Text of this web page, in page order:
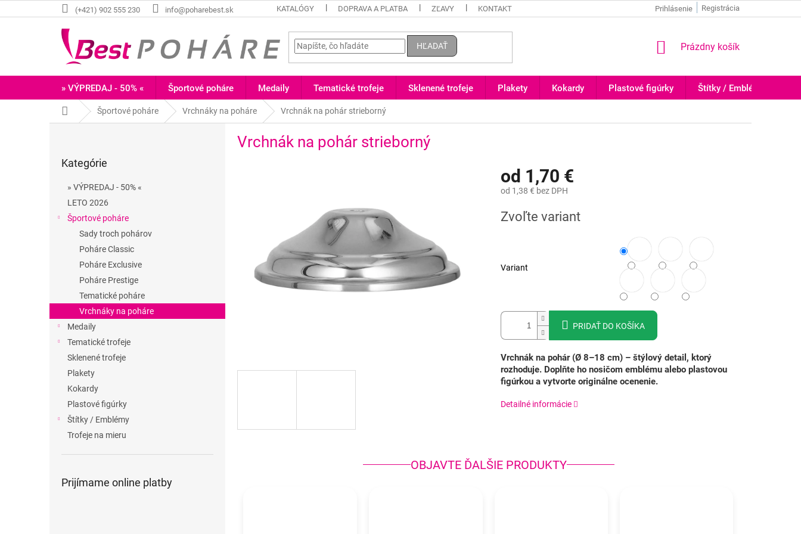
na
(+421) 902 555 230 info@poharebest.sk KATALÓGY DOPRAVA A PLATBA ZĽAVY KONTAKT Registrácia
Prihlásenie
HĽADAŤ
NÁKUPNÝ
Prázdny košík
» VÝPREDAJ - 50% « Športové poháre Medaily Tematické trofeje Sklenené trofeje Plakety Kokardy Plastové figúrky Štítky / Emblémy
DomovŠportové poháre Vrchnáky na poháre Vrchnák na pohár strieborný
kategórie
Kategórie
» VÝPREDAJ - 50% «
LETO 2026
Športové poháre
Sady troch pohárov
Poháre Classic
Poháre Exclusive
Poháre Prestige
Tematické poháre
Vrchnáky na poháre
Medaily
Tematické trofeje
Sklenené trofeje
Plakety
Kokardy
Plastové figúrky
Štítky / Emblémy
Trofeje na mieru
Prijímame online platby
Vrchnák na pohár strieborný
od 1,70 €
od 1,38 € bez DPH
cena:
Zvoľte variant
Variant
PRIDAŤ DO KOŠÍKA
Vrchnák na pohár (Ø 8–18 cm) – štýlový detail, ktorý
rozhoduje. Doplňte ho nosičom emblému alebo plastovou
figúrkou a vytvorte originálne ocenenie.
Detailné informácie
OBJAVTE ĎALŠIE PRODUKTY